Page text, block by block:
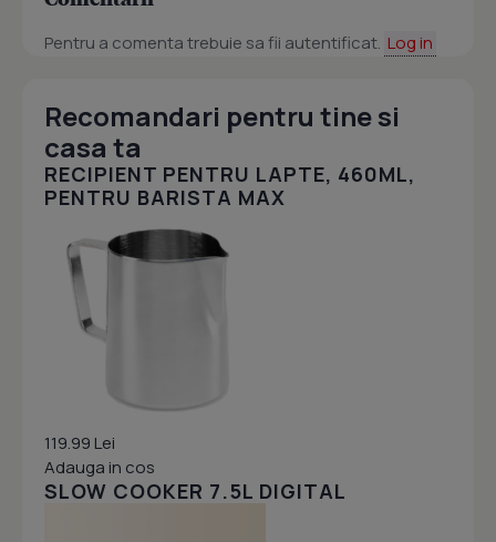
Pentru a comenta trebuie sa fii autentificat. Log in
Recomandari pentru tine si
casa ta
RECIPIENT PENTRU LAPTE, 460ML,
PENTRU BARISTA MAX
119.99 Lei
Adauga in cos
SLOW COOKER 7.5L DIGITAL